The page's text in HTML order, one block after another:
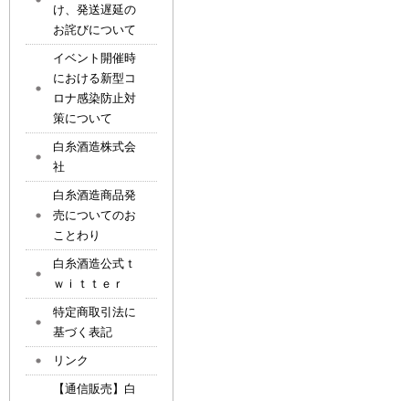
け、発送遅延の
お詫びについて
イベント開催時
における新型コ
ロナ感染防止対
策について
白糸酒造株式会
社
白糸酒造商品発
売についてのお
ことわり
白糸酒造公式ｔ
ｗｉｔｔｅｒ
特定商取引法に
基づく表記
リンク
【通信販売】白